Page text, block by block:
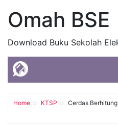
Omah BSE
Download Buku Sekolah
Home KTSP Cerdas